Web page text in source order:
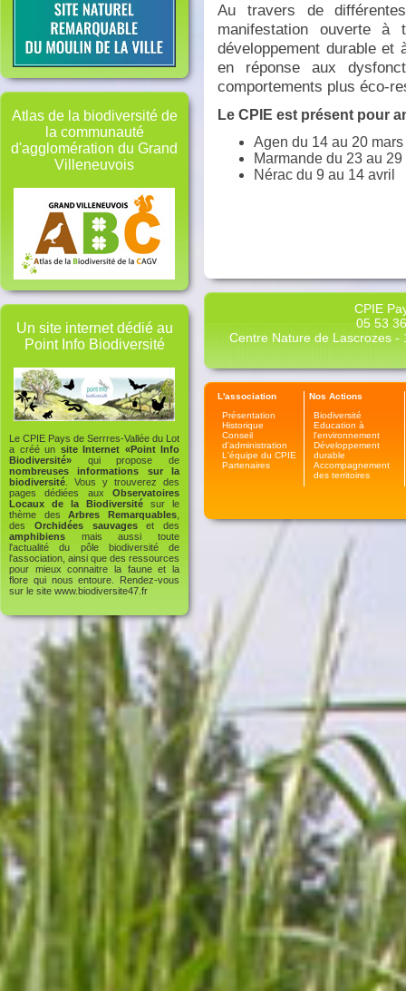
Atlas de la biodiversité de
la communauté
d'agglomération du Grand
Villeneuvois
Un site internet dédié au
Point Info Biodiversité
Le CPIE Pays de Serrres-Vallée du Lot
a créé un site Internet «Point Info
Biodiversité» qui propose de
nombreuses informations sur la
biodiversité . Vous y trouverez des
pages dédiées aux Observatoires
Locaux de la Biodiversité sur le
thème desArbres Remarquables
des Orchidées sauvageset des
amphibiens mais aussi toute
l'actualité du pôle biodiversité de
l'association, ainsi que des ressources
pour mieux connaitre la faune et la
flore qui nous entoure. Rendez-vous
sur le site www.biodiversite47.fr
Au travers de
manifestation ouverte
développement durable et
en réponse aux
comportements plus éco-
Le CPIE est présent pour
Agen du 14 au 20 mars
Marmande du 23 au 29
Nérac du 9 au 14 avril
CPIE
05 53
Centre Nature de Lascrozes -
L'association
Présentation
Historique
Conseil
d'administration
L'équipe du CPIE
Partenaires
Nos Actions
Biodiversité
Education à
l'environnement
Développement
durable
Accompagnement
des territoires